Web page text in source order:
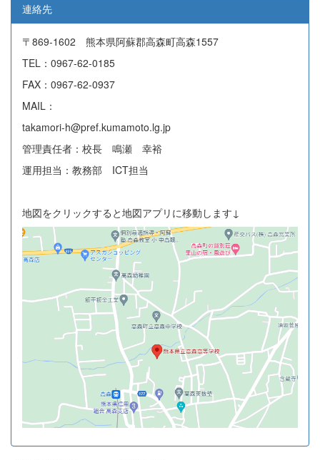
連絡先
〒869-1602 熊本県阿蘇郡高森町高森1557
TEL：0967-62-0185
FAX：0967-62-0937
MAIL：
takamori-h@pref.kumamoto.lg.jp
管理責任者：校長 鳴瀬 幸裕
運用担当：教務部 ICT担当
地図をクリックすると地図アプリに移動します↓